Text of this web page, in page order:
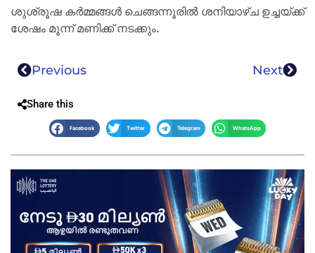
ശുശ്രൂഷ കർമ്മങ്ങൾ ചെങ്ങന്നൂരിൽ ശനിയാഴ്ച ഉച്ചയ്ക്ക്
ശേഷം മൂന്ന് മണിക്ക് നടക്കും.
Previous Next
Share this
Facebook Twitter Telegram WhatsApp